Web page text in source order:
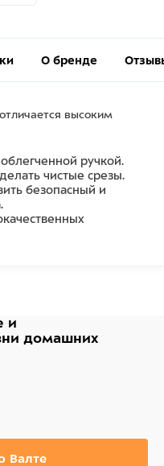
О бренде
отличается высоким
ручкой.
чистые срезы.
безопасный и
и
домашних
Валте